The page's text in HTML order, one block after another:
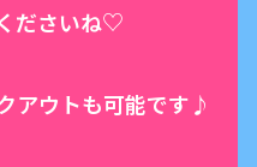
ださいね♡
アウトも可能です♪